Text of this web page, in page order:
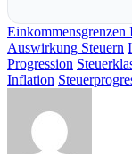
Einkommensgrenzen
Auswirkung Steuern
Progression
Inflation